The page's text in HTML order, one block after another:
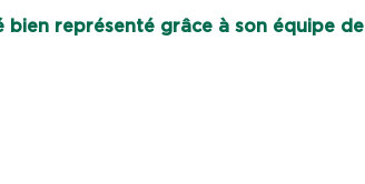
représenté grâce à son équipe de